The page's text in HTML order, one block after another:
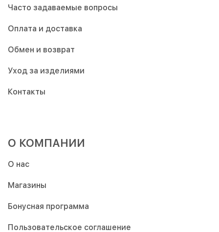
Часто задаваемые вопросы
Оплата и доставка
Обмен и возврат
Уход за изделиями
Контакты
О КОМПАНИИ
О нас
Магазины
Бонусная программа
Пользовательское соглашение